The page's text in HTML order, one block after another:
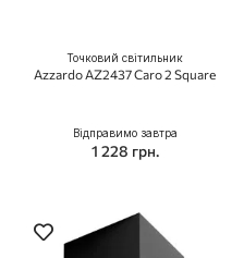
Точковий світильник
Azzardo AZ2437 Caro 2 Square
Відправимо завтра
1 228 грн.